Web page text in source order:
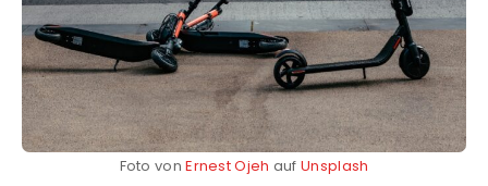
Foto vonErnest Ojeh aufUnsplash